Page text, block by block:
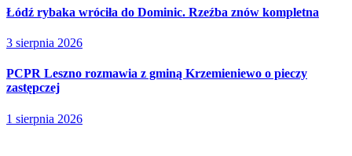
Łódź rybaka wróciła do Dominic. Rzeźba znów kompletna
3 sierpnia 2026
PCPR Leszno rozmawia z gminą Krzemieniewo o pieczy
zastępczej
1 sierpnia 2026